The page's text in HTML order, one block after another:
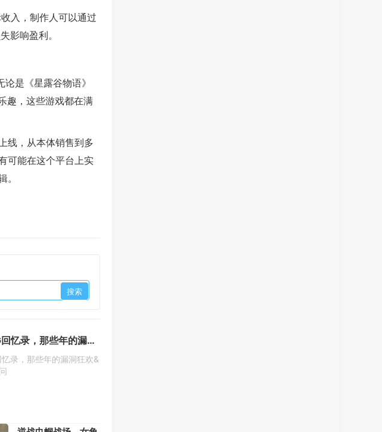
入，制作人可以通过
影响盈利。
是《星露谷物语》
趣，这些游戏都在满
线，从本体销售到多
可能在这个平台上实
。
CF端游BUG回忆录，那些年的漏洞狂欢&跨区加好友疑问
录，那些年的漏洞狂欢&